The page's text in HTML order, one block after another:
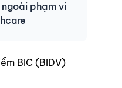
phạm vi